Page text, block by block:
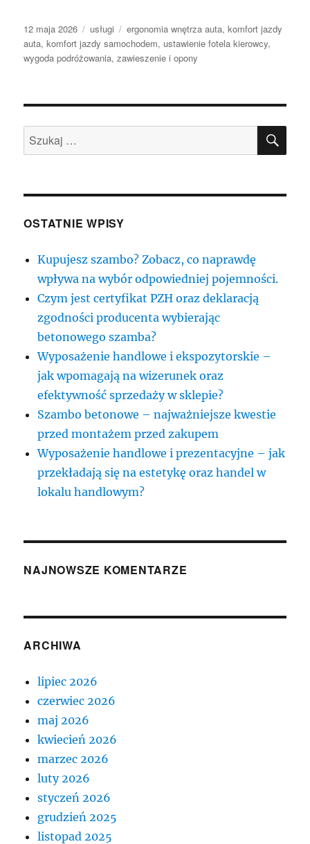
Data
publikacji
12 maja 2026 Kategorie
usługi Tagi
ergonomia wnętrza auta,komfort jazdy
auta,komfort jazdy samochodem, ustawienie fotela kierowcy,
wygoda podróżowania,zawieszenie i opony
Szukaj:
OSTATNIE WPISY
Kupujesz szambo? Zobacz, co naprawdę
wpływa na wybór odpowiedniej pojemności.
Czym jest certyfikat PZH oraz deklaracją
zgodności producenta wybierając
betonowego szamba?
Wyposażenie handlowe i ekspozytorskie –
jak wpomagają na wizerunek oraz
efektywność sprzedaży w sklepie?
Szambo betonowe – najważniejsze kwestie
przed montażem przed zakupem
Wyposażenie handlowe i prezentacyjne – jak
przekładają się na estetykę oraz handel w
lokalu handlowym?
NAJNOWSZE KOMENTARZE
ARCHIWA
lipiec 2026
czerwiec 2026
maj 2026
kwiecień 2026
marzec 2026
luty 2026
styczeń 2026
grudzień 2025
listopad 2025